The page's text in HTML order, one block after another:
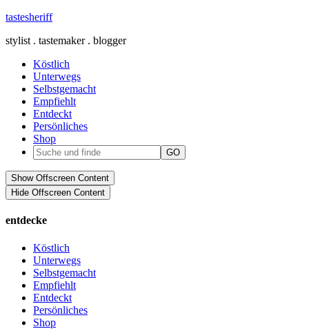
tastesheriff
stylist . tastemaker . blogger
Köstlich
Unterwegs
Selbstgemacht
Empfiehlt
Entdeckt
Persönliches
Shop
Show Offscreen Content
Hide Offscreen Content
entdecke
Köstlich
Unterwegs
Selbstgemacht
Empfiehlt
Entdeckt
Persönliches
Shop